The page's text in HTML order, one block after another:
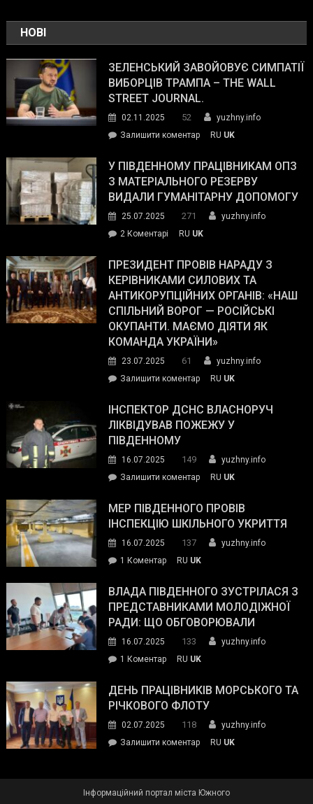
НОВІ
ЗЕЛЕНСЬКИЙ ЗАВОЙОВУЄ СИМПАТІЇ
ВИБОРЦІВ ТРАМПА – THE WALL
STREET JOURNAL.
02.11.2025 52
yuzhny.info
Залишити коментарon
завойовує
симпатії
виборців
The
Street
Journal.
RU UK
У ПІВДЕННОМУ ПРАЦІВНИКАМ ОПЗ
З МАТЕРІАЛЬНОГО РЕЗЕРВУ
ВИДАЛИ ГУМАНІТАРНУ ДОПОМОГУ
25.07.2025 271
yuzhny.info
2 Коментарі
Південному
працівникам
ОПЗ
з
матеріального
резерву
гуманітарну
допомогу
RU UK
ПРЕЗИДЕНТ ПРОВІВ НАРАДУ З
КЕРІВНИКАМИ СИЛОВИХ ТА
АНТИКОРУПЦІЙНИХ ОРГАНІВ: «НАШ
СПІЛЬНИЙ ВОРОГ — РОСІЙСЬКІ
ОКУПАНТИ. МАЄМО ДІЯТИ ЯК
КОМАНДА УКРАЇНИ»
23.07.2025 61
yuzhny.info
Залишити коментарon
провів
нараду
силових
та
органів:
«Наш
спільний
окупанти.
Маємо
діяти
команда
RU UK
ІНСПЕКТОР ДСНС ВЛАСНОРУЧ
ЛІКВІДУВАВ ПОЖЕЖУ У
ПІВДЕННОМУ
16.07.2025 149
yuzhny.info
Залишити коментарon
ДСНС
власноруч
пожежу
у
RU UK
МЕР ПІВДЕННОГО ПРОВІВ
ІНСПЕКЦІЮ ШКІЛЬНОГО УКРИТТЯ
16.07.2025 137
yuzhny.info
1 Коментардо
Південного
провів
інспекцію
укриття
RU UK
ВЛАДА ПІВДЕННОГО ЗУСТРІЛАСЯ З
ПРЕДСТАВНИКАМИ МОЛОДІЖНОЇ
РАДИ: ЩО ОБГОВОРЮВАЛИ
16.07.2025 133
yuzhny.info
1 Коментардо
Південного
зустрілася
представниками
молодіжної
обговорювали
RU UK
ДЕНЬ ПРАЦІВНИКІВ МОРСЬКОГО ТА
РІЧКОВОГО ФЛОТУ
02.07.2025 118
yuzhny.info
Залишити коментарon
RU UK
Інформаційний портал міста Южного